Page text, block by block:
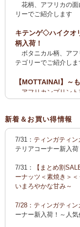
花柄、アフリカの面
リーでご紹介します
キテンゲ◇ハイクオ
柄入荷！
ボタニカル柄、アフ
テゴリーでご紹介しま
【MOTTAINAI】～
アフリカンプリント
ティンガティンガ
【全国送料無料サー
パイス・デーツ・乳
2025新刊！「アフ
カンガ～アフリカの
荷！
花柄、アフリカの面
カンガ 会員様お買
定生産記念カンガ 会
新着＆お買い得情報
7/31： ティンガティン
テリアコーナー新入荷
7/31：
【まとめ割
ーナッツ＜素焼き＞
いまろやかな甘み～
7/28： ティンガティン
ーナー新入荷！～人